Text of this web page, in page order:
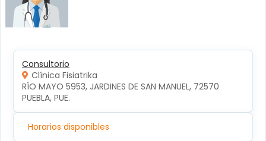
Consultorio
Clínica Fisiatrika
RÍO MAYO 5953, JARDINES DE SAN MANUEL, 72570
PUEBLA, PUE.
Horarios disponibles